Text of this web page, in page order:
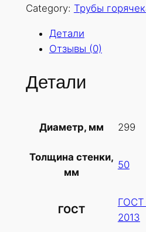
Category: Трубы
Детали
Отзывы (0)
Детали
Диаметр, мм 299
Толщина стенки,
мм
50
ГОСТ
ГОСТ
2013